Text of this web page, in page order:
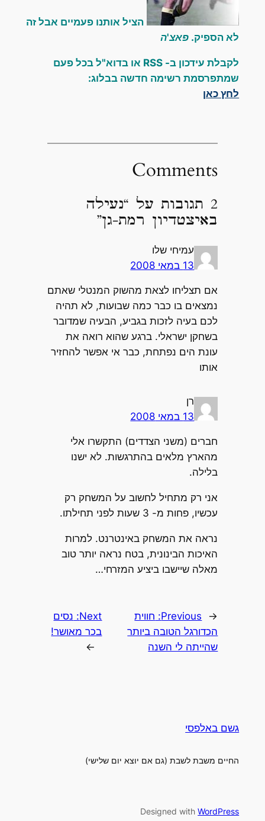
הציל אותנו פעמיים אבל זה
לא הספיק. פאצ'ה
לקבלת עידכון ב- RSS או בדוא"ל בכל פעם
שמתפרסמת רשימה חדשה בבלוג:
לחץ כאן
Comments
2 תגובות על “נעילה
באיצטדיון רמת-גן”
עמיחי שלו
13 במאי 2008
אם תצליחו לצאת מהשוק המנטלי שאתם
נמצאים בו כבר כמה שבועות, לא תהיה
לכם בעיה לזכות בגביע, הבעיה שמדובר
בשחקן ישראלי. ברגע שהוא רואה את
עונת הים נפתחת, כבר אי אפשר להחזיר
אותו
רן
13 במאי 2008
חברים (משני הצדדים) התקשרו אלי
מהארץ מלאים בהתרגשות. לא ישנו
בלילה.
אני רק מתחיל לחשוב על המשחק רק
עכשיו, פחות מ- 3 שעות לפני תחילתו.
נראה את המשחק באינטרנט. למרות
האיכות הבינונית, בטח נראה יותר טוב
מאלה שיישבו ביציע המזרחי…
←
Previous: חווית
הכדורגל הטובה ביותר
שהייתה לי השנה
Next: נסים
בכר מאושר!
→
גשם באלפסי
החיים משבת לשבת (גם אם יוצא יום שלישי)
Designed withWordPress